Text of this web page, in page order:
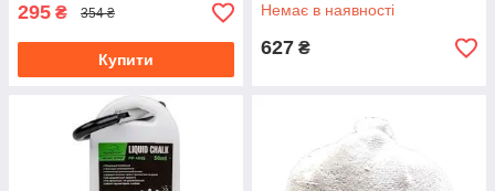
295 ₴ 354 ₴
Купити
Немає в наявності
627 ₴